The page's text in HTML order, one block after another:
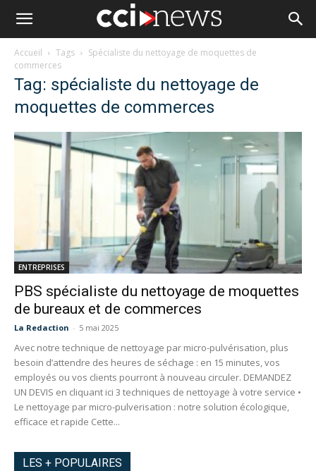
Accueil Tags
Spécialiste du nettoyage de moquettes de
commerces
Tag: spécialiste du nettoyage de
moquettes de commerces
ENTREPRISES
PBS spécialiste du nettoyage de moquettes
de bureaux et de commerces
La Redaction - 5 mai 2025
Avec notre technique de nettoyage par micro-pulvérisation, plus
besoin d’attendre des heures de séchage : en 15 minutes, vos
employés ou vos clients pourront à nouveau circuler. DEMANDEZ
UN DEVIS en cliquant ici 3 techniques de nettoyage à votre service •
Le nettoyage par micro-pulverisation : notre solution écologique,
efficace et rapide Cette...
LES + POPULAIRES